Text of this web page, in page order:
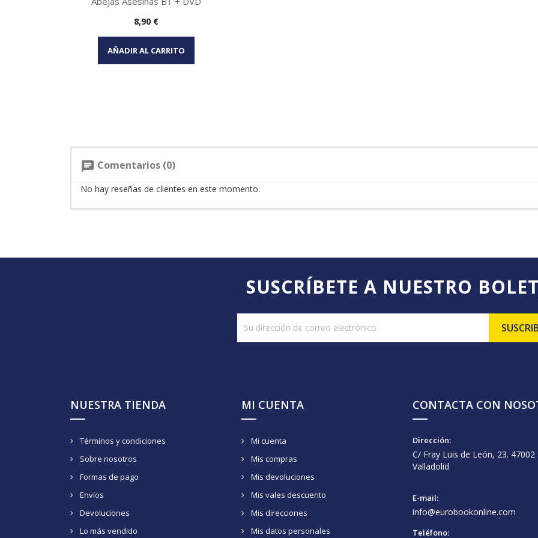
Vista rápida
Precio
8,90 €
AÑADIR AL CARRITO
chat Comentarios (0)
No hay reseñas de clientes en este momento.
SUSCRÍBETE A NUESTRO
NUESTRA TIENDA
Términos y condiciones
Sobre nosotros
Formas de pago
Envíos
Devoluciones
Lo más vendido
MI CUENTA
Mi cuenta
Mis compras
Mis devoluciones
Mis vales descuento
Mis direcciones
Mis datos personales
CONTACTA CON
Dirección:
C/ Fray Luis de León, 23. 47002
Valladolid
E-mail:
info@eurobookonline.com
Teléfono: